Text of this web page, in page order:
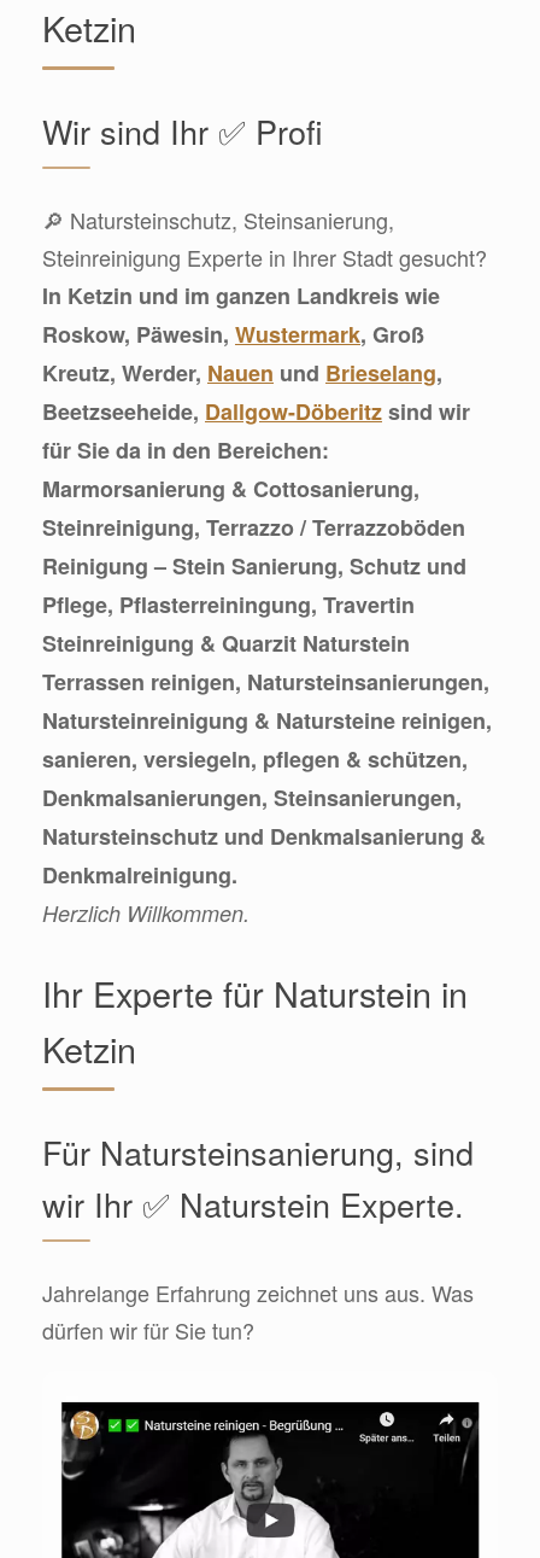
Ketzin
Wir sind Ihr ✅ Profi
🔎 Natursteinschutz, Steinsanierung,
Steinreinigung Experte in Ihrer Stadt gesucht?
In Ketzin und im ganzen Landkreis wie
Roskow, Päwesin, Wustermark, Groß
Kreutz, Werder, Nauen und Brieselang,
Beetzseeheide, Dallgow-Döberitzsind wir
für Sie da in den Bereichen:
Marmorsanierung & Cottosanierung,
Steinreinigung, Terrazzo / Terrazzoböden
Reinigung – Stein Sanierung, Schutz und
Pflege, Pflasterreiningung, Travertin
Steinreinigung & Quarzit Naturstein
Terrassen reinigen, Natursteinsanierungen,
Natursteinreinigung & Natursteine reinigen,
sanieren, versiegeln, pflegen & schützen,
Denkmalsanierungen, Steinsanierungen,
Natursteinschutz und Denkmalsanierung &
Denkmalreinigung.
Herzlich Willkommen.
Ihr Experte für Naturstein in
Ketzin
Für Natursteinsanierung, sind
wir Ihr ✅ Naturstein Experte.
Jahrelange Erfahrung zeichnet uns aus. Was
dürfen wir für Sie tun?